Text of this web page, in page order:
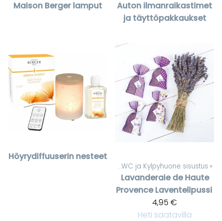
Maison Berger lamput
Auton ilmanraikastimet
ja täyttöpakkaukset
Höyrydiffuuserin nesteet
‪»WC ja Kylpyhuone sisustus ‪»
Lavanderaie de Haute
Provence Laventelipussi
4,95 €
Heti saatavilla